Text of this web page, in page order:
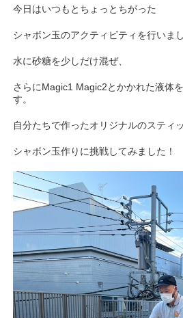
今日はいつもとちょっとちがった
シャボン玉のアクティビティを行いま
水に砂糖を少しだけ混ぜ、
さらにMagic1 Magic2とかかれた液体
す。
自分たちで作ったオリジナルのスティ
シャボン玉作りに挑戦してみました！